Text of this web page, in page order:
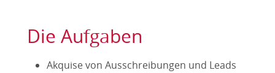
Die Aufgaben
Akquise von Ausschreibungen und Leads